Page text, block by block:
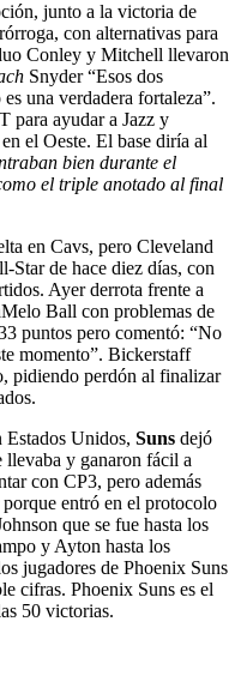
junto a la victoria de
con alternativas para
Conley y Mitchell llevaron
Snyder “Esos dos
una verdadera fortaleza”.
para ayudar a Jazz y
el Oeste. El base diría al
bien durante el
el triple anotado al final
en Cavs, pero Cleveland
Star de hace diez días, con
Ayer derrota frente a
Ball con problemas de
puntos pero comentó: “No
momento”. Bickerstaff
pidiendo perdón al finalizar
Unidos, Suns dejó
llevaba y ganaron fácil a
con CP3, pero además
entró en el protocolo
que se fue hasta los
y Ayton hasta los
jugadores de Phoenix Suns
cifras. Phoenix Suns es el
50 victorias.